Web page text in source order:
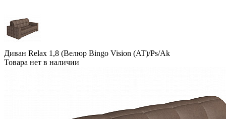
Диван Relax 1,8 (Велюр Bingo Vision (AT)/Ps/Ak
Товара нет в наличии